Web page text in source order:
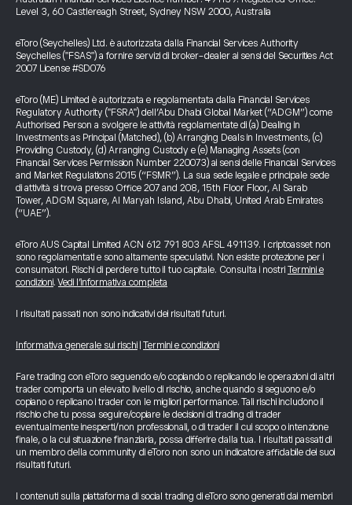
Level 3, 60 Castlereagh Street, Sydney NSW 2000, Australia
eToro (Seychelles) Ltd. è autorizzata dalla Financial Services Authority
Seychelles ("FSAS") a fornire servizi di broker-dealer ai sensi del Securities Act
2007 License #SD076
eToro (ME) Limited è autorizzata e regolamentata dalla Financial Services
Regulatory Authority ("FSRA") dell’Abu Dhabi Global Market (“ADGM”) come
Authorised Person a svolgere le attività regolamentate di (a) Dealing in
Investments as Principal (Matched), (b) Arranging Deals in Investments, (c)
Providing Custody, (d) Arranging Custody e (e) Managing Assets (con
Financial Services Permission Number 220073) ai sensi delle Financial Services
and Market Regulations 2015 (“FSMR”). La sua sede legale e principale sede
di attività si trova presso Office 207 and 208, 15th Floor Floor, Al Sarab
Tower, ADGM Square, Al Maryah Island, Abu Dhabi, United Arab Emirates
(“UAE”).
eToro AUS Capital Limited ACN 612 791 803 AFSL 491139. I criptoasset non
sono regolamentati e sono altamente speculativi. Non esiste protezione per i
consumatori. Rischi di perdere tutto il tuo capitale. Consulta i nostri Termini e
condizioni.Vedi l’informativa completa
I risultati passati non sono indicativi dei risultati futuri.
Informativa generale sui rischi Termini e condizioni
Fare trading con eToro seguendo e/o copiando o replicando le operazioni di altri
trader comporta un elevato livello di rischio, anche quando si seguono e/o
copiano o replicano i trader con le migliori performance. Tali rischi includono il
rischio che tu possa seguire/copiare le decisioni di trading di trader
eventualmente inesperti/non professionali, o di trader il cui scopo o intenzione
finale, o la cui situazione finanziaria, possa differire dalla tua. I risultati passati di
un membro della community di eToro non sono un indicatore affidabile dei suoi
risultati futuri.
I contenuti sulla piattaforma di social trading di eToro sono generati dai membri